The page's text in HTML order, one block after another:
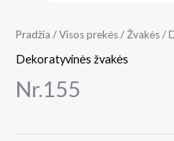
Pradžia /Visos prekės/ Žvakės/
Dekoratyvinės žvakės
Nr.155